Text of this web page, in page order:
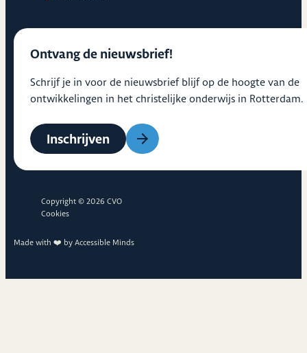
Ontvang de nieuwsbrief!
Schrijf je in voor de nieuwsbrief blijf op de hoogte van de
ontwikkelingen in het christelijke onderwijs in Rotterdam.
Inschrijven
Copyright © 2026 CVO
Cookies
Made with ❤️ by Accessible Minds